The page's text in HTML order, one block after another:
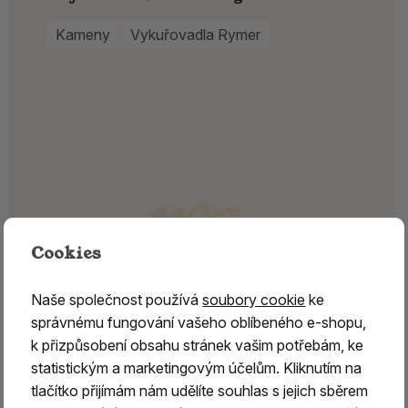
Kameny Vykuřovadla Rymer
Cookies
Naše společnost používásoubory cookie ke
správnému fungování vašeho oblíbeného e-shopu,
k přizpůsobení obsahu stránek vašim potřebám, ke
statistickým a marketingovým účelům. Kliknutím na
tlačítko přijímám nám udělíte souhlas s jejich sběrem